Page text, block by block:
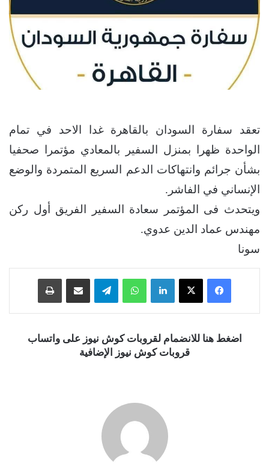
تعقد سفارة السودان بالقاهرة غدا الاحد في تمام
الواحدة ظهرا بمنزل السفير بالمعادي مؤتمرا صحفيا
بشأن جرائم وانتهاكات الدعم السريع المتمردة والوضع
الإنساني في الفاشر.
ويتحدث فى المؤتمر سعادة السفير الفريق أول ركن
مهندس عماد الدين عدوي.
سونا
فيسبوك ‫X لينكدإن واتساب تيلقرام
اضغط هنا للانضمام لقروبات كوش نيوز على واتساب
قروبات كوش نيوز الإضافية